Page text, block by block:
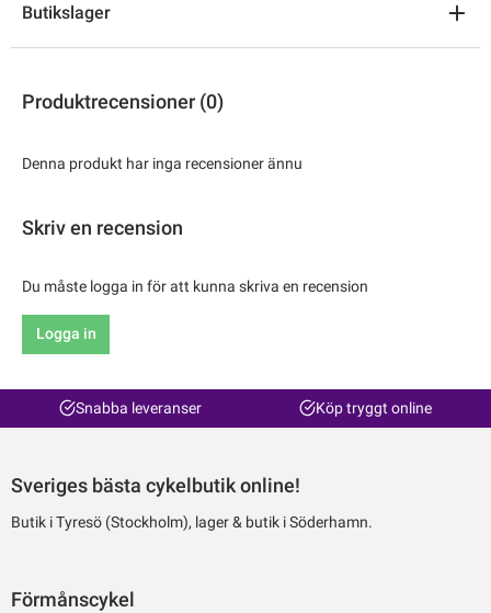
Butikslager
Produktrecensioner (0)
Denna produkt har inga recensioner ännu
Skriv en recension
Du måste logga in för att kunna skriva en recension
Logga in
Snabba leveranser Köp tryggt online
Sveriges bästa cykelbutik online!
Butik i Tyresö (Stockholm), lager & butik i Söderhamn.
Förmånscykel